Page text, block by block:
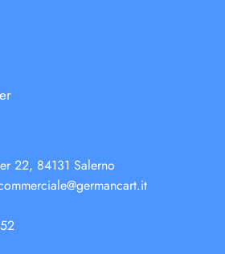
22, 84131 Salerno